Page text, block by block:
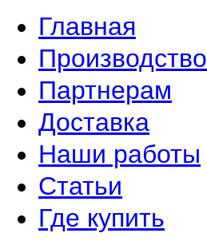
Главная
Производство
Партнерам
Доставка
Наши работы
Статьи
Где купить